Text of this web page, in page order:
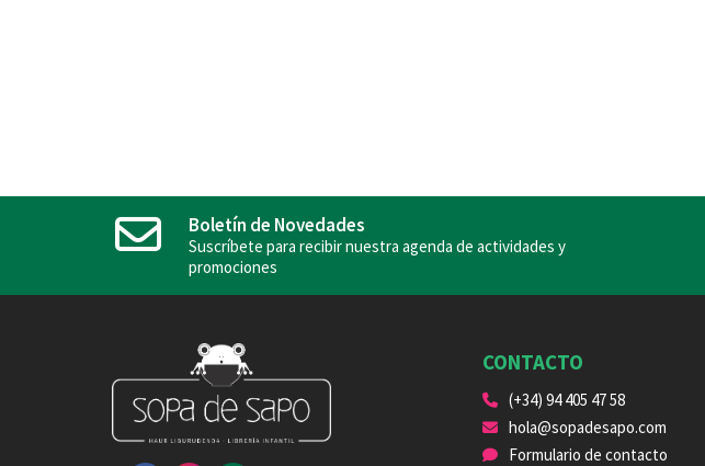
Boletín de Novedades
Suscríbete para recibir nuestra agenda de actividades y
promociones
CONTACTO
(+34) 94 405 47 58
hola@sopadesapo.com
Formulario de contacto